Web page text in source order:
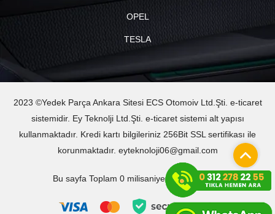
OPEL
TESLA
2023 ©Yedek Parça Ankara Sitesi ECS Otomoiv Ltd.Şti. e-ticaret
sistemidir. Ey Teknolji Ltd.Şti. e-ticaret sistemi alt yapısı
kullanmaktadır. Kredi kartı bilgileriniz 256Bit SSL sertifikası ile
korunmaktadır. eyteknoloji06@gmail.com
Bu sayfa Toplam 0 milisaniyede oluşturuldu.